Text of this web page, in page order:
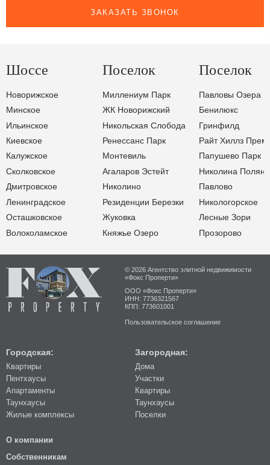
ЗАКАЗАТЬ ЗВОНОК
Шоссе
Новорижское
Минское
Ильинское
Киевское
Калужское
Сколковское
Дмитровское
Ленинградское
Осташковское
Волоколамское
Поселок
Миллениум Парк
ЖК Новорижский
Никольская Слобода
Ренессанс Парк
Монтевиль
Агаларов Эстейт
Николино
Резиденции Березки
Жуковка
Княжье Озеро
Поселок
Павловы Озера
Бенилюкс
Гринфилд
Райт Хиллз
Папушево Парк
Николина Поляна
Павлово
Никологорское
Лесные Зори
Прозорово
© 2026 Агентство элитной недвижимости
«Фокс Проперти»
ООО «Фокс Проперти»
ИНН: 7736321567
КПП: 773601001
Пользовательское соглашение
Городская:
Квартиры
Пентхаусы
Апартаменты
Таунхаусы
Жилые комплексы
Загородная:
Дома
Участки
Квартиры
Таунхаусы
Поселки
О компании
Собственникам